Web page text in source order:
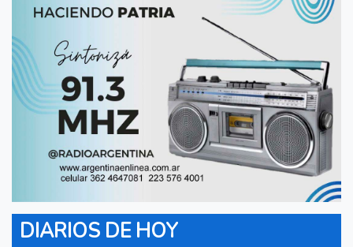
DIARIOS DE HOY